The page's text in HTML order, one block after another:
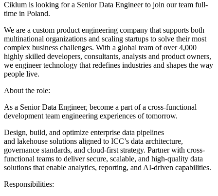
Ciklum is looking for a Senior Data Engineer to join our team full-
time in Poland.
We are a custom product engineering company that supports both
multinational organizations and scaling startups to solve their most
complex business challenges. With a global team of over 4,000
highly skilled developers, consultants, analysts and product owners,
we engineer technology that redefines industries and shapes the way
people live.
About the role:
As a Senior Data Engineer, become a part of a cross-functional
development team engineering experiences of tomorrow.
Design, build, and optimize enterprise data pipelines
and lakehouse solutions aligned to ICC’s data architecture,
governance standards, and cloud-first strategy. Partner with cross-
functional teams to deliver secure, scalable, and high-quality data
solutions that enable analytics, reporting, and AI-driven capabilities.
Responsibilities: